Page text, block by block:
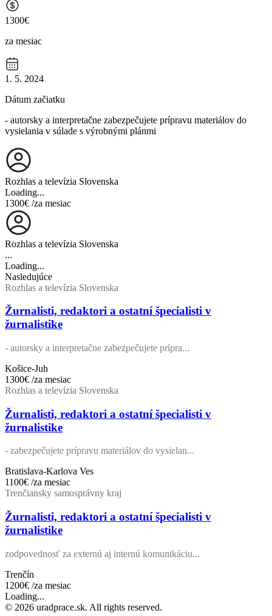
1300€
za mesiac
1. 5. 2024
Dátum začiatku
- autorsky a interpretačne zabezpečujete prípravu materiálov do
vysielania v súlade s výrobnými plánmi
Rozhlas a televízia Slovenska
Loading...
1300€ /za mesiac
Rozhlas a televízia Slovenska
...
Loading...
Nasledujúce
Rozhlas a televízia Slovenska
Žurnalisti, redaktori a ostatní špecialisti v
žurnalistike
- autorsky a interpretačne zabezpečujete prípra...
Košice-Juh
1300€ /za mesiac
Rozhlas a televízia Slovenska
Žurnalisti, redaktori a ostatní špecialisti v
žurnalistike
- zabezpečujete prípravu materiálov do vysielan...
Bratislava-Karlova Ves
1100€ /za mesiac
Trenčiansky samosprávny kraj
Žurnalisti, redaktori a ostatní špecialisti v
žurnalistike
zodpovednosť za externú aj internú komunikáciu...
Trenčín
1200€ /za mesiac
Loading...
© 2026 uradprace.sk. All rights reserved.